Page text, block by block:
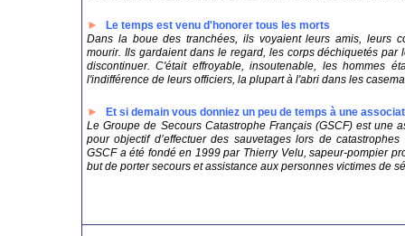
►
Le temps est venu d'honorer tous les morts
Dans la boue des tranchées, ils voyaient leurs amis, leurs
mourir. Ils gardaient dans le regard, les corps déchiquetés par
discontinuer. C'était effroyable, insoutenable, les hommes
l'indifférence de leurs officiers, la plupart à l'abri dans les
►
Et si demain vous donniez un peu de temps à une
Le Groupe de Secours Catastrophe Français (GSCF) est une
pour objectif d’effectuer des sauvetages lors de
GSCF a été fondé en 1999 par Thierry Velu, sapeur-pompier
but de porter secours et assistance aux personnes victimes de